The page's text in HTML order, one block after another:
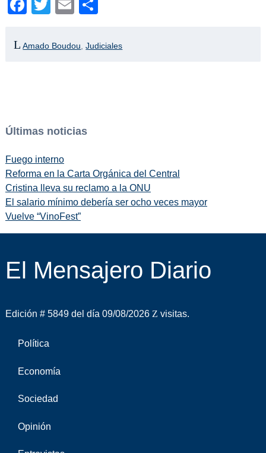
Facebook
TwitterEmail
Amado Boudou ,Judiciales
Últimas noticias
Fuego interno
Reforma en la Carta Orgánica del Central
Cristina lleva su reclamo a la ONU
El salario mínimo debería ser ocho veces mayor
Vuelve “VinoFest”
El Mensajero Diario
Edición # 5849 del día 09/08/2026 visitas.
Política
Economía
Sociedad
Opinión